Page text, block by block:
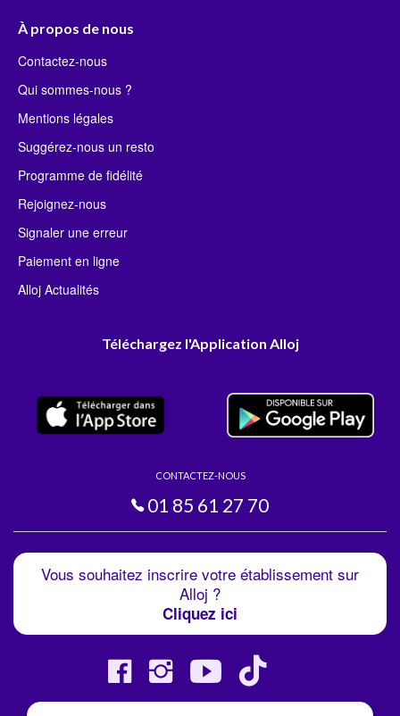
À propos de nous
Contactez-nous
Qui sommes-nous ?
Mentions légales
Suggérez-nous un resto
Programme de fidélité
Rejoignez-nous
Signaler une erreur
Paiement en ligne
Alloj Actualités
Téléchargez l'Application Alloj
CONTACTEZ-NOUS
01 85 61 27 70
Vous souhaitez inscrire votre établissement sur
Alloj ?
Cliquez ici